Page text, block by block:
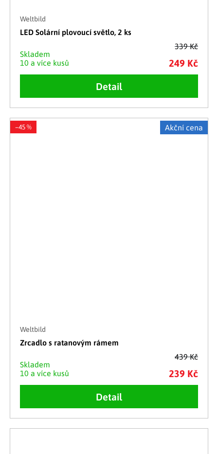
339 Kč
Weltbild
LED Solární plovoucí světlo, 2 ks
Skladem
10 a více kusů
249 Kč
Detail
Akční cena
439 Kč
–45 %
Weltbild
Zrcadlo s ratanovým rámem
Skladem
10 a více kusů
239 Kč
Detail